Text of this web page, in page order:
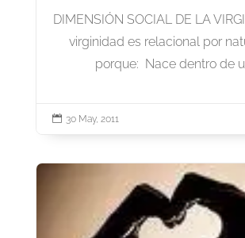
DIMENSIÓN SOCIAL DE LA
virginidad es relacional por
porque: Nace dentro de
 30 May, 2011